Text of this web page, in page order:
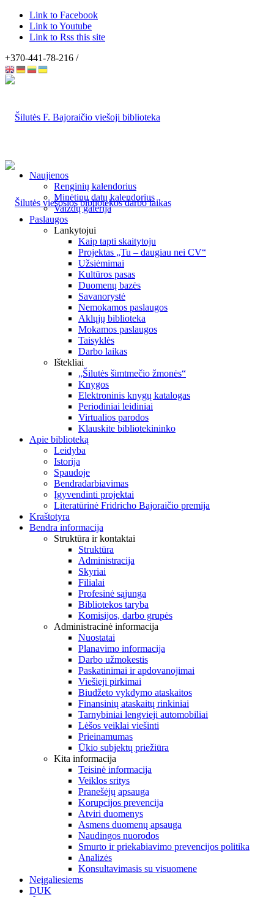
Link to Facebook
Link to Youtube
Link to Rss this site
+370-441-78-216 /
Naujienos
Renginių kalendorius
Minėtinų datų kalendorius
Vaizdų galerija
Paslaugos
Lankytojui
Kaip tapti skaitytoju
Projektas „Tu – daugiau nei CV“
Užsiėmimai
Kultūros pasas
Duomenų bazės
Savanorystė
Nemokamos paslaugos
Aklųjų biblioteka
Mokamos paslaugos
Taisyklės
Darbo laikas
Ištekliai
„Šilutės šimtmečio žmonės“
Knygos
Elektroninis knygų katalogas
Periodiniai leidiniai
Virtualios parodos
Klauskite bibliotekininko
Apie biblioteką
Leidyba
Istorija
Spaudoje
Bendradarbiavimas
Įgyvendinti projektai
Literatūrinė Fridricho Bajoraičio premija
Kraštotyra
Bendra informacija
Struktūra ir kontaktai
Struktūra
Administracija
Skyriai
Filialai
Profesinė sąjunga
Bibliotekos taryba
Komisijos, darbo grupės
Administracinė informacija
Nuostatai
Planavimo informacija
Darbo užmokestis
Paskatinimai ir apdovanojimai
Viešieji pirkimai
Biudžeto vykdymo ataskaitos
Finansinių ataskaitų rinkiniai
Tarnybiniai lengvieji automobiliai
Lėšos veiklai viešinti
Prieinamumas
Ūkio subjektų priežiūra
Kita informacija
Teisinė informacija
Veiklos sritys
Pranešėjų apsauga
Korupcijos prevencija
Atviri duomenys
Asmens duomenų apsauga
Naudingos nuorodos
Smurto ir priekabiavimo prevencijos politika
Analizės
Konsultavimasis su visuomene
Neįgaliesiems
DUK